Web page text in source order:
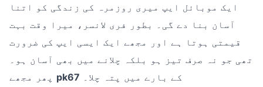
ایک موبائل ایپ میری روزمرہ کی زندگی کو اتنا
آسان بنا دے گی۔ بطور فری لانسر، میرا وقت بہت
قیمتی ہوتا ہے اور مجھے ایک ایسی ایپ کی ضرورت
تھی جو نہ صرف تیز ہو بلکہ چلانے میں بھی آسان ہو۔
pk67 کے بارے میں پتہ چلا۔